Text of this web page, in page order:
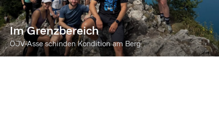
Im Grenzbereich
ÖJV-Asse schinden Kondition am Berg